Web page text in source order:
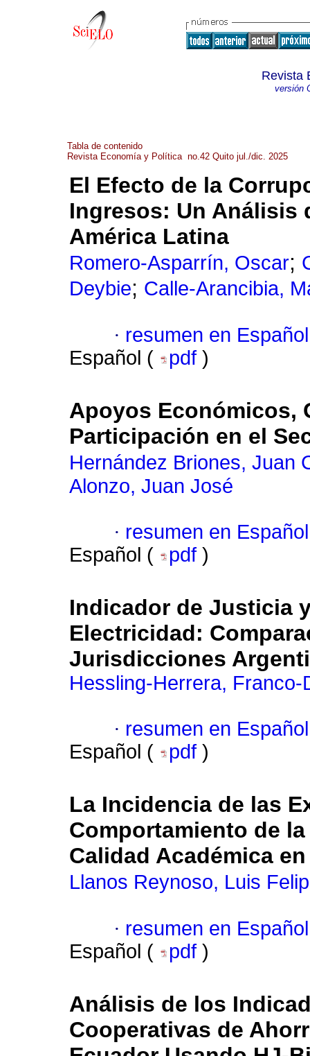
Revista
versión
Tabla de contenido
Revista Economía y Política no.42 Quito jul./dic. 2025
El Efecto de la
Ingresos: Un Análisis
América Latina
Romero-Asparrín, Oscar;
Deybie; Calle-Arancibia,
· resumen en Español
Español (
pdf )
Apoyos Económicos,
Participación en el
Hernández Briones, Juan
Alonzo, Juan José
· resumen en Español
Español (
pdf )
Indicador de Justicia
Electricidad:
Jurisdicciones
Hessling-Herrera, Franco-
· resumen en Español
Español (
pdf )
La Incidencia de las
Comportamiento de
Calidad Académica
Llanos Reynoso, Luis
· resumen en Español
Español (
pdf )
Análisis de los
Cooperativas de